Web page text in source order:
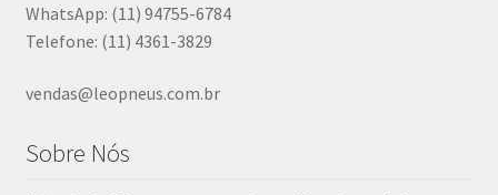
WhatsApp: (11) 94755-6784
Telefone: (11) 4361-3829
vendas@leopneus.com.br
Sobre Nós